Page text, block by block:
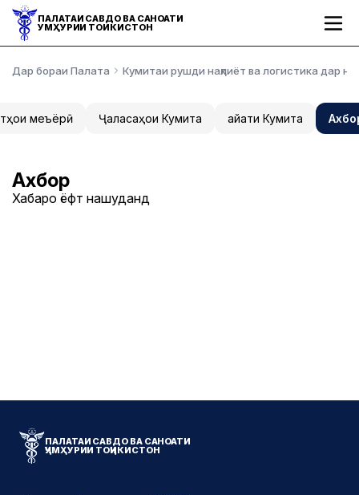
ПАЛАТАИ САВДО ВА САНОАТИ
ҶУМҲУРИИ ТОҶИКИСТОН
Дар бораи Палата Кумитаи рушди нақлиёт ва логистика дар
меъёрӣ Ҷаласаҳои Кумита Ҳайати Кумита
Ахбор
Хабарҳо ёфт нашуданд
ПАЛАТАИ САВДО ВА САНОАТИ
ҶУМҲУРИИ ТОҶИКИСТОН